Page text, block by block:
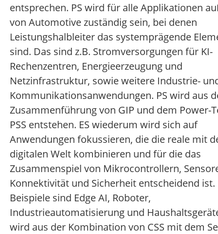
entsprechen. PS wird für alle Applikationen
von Automotive zuständig sein, bei denen
Leistungshalbleiter das systemprägende
sind. Das sind z.B. Stromversorgungen für KI-
Rechenzentren, Energieerzeugung und
Netzinfrastruktur, sowie weitere Industrie-
Kommunikationsanwendungen. PS wird aus
Zusammenführung von GIP und dem Power-
PSS entstehen. ES wiederum wird sich auf
Anwendungen fokussieren, die die reale mit
digitalen Welt kombinieren und für die das
Zusammenspiel von Mikrocontrollern,
Konnektivität und Sicherheit entscheidend ist.
Beispiele sind Edge AI, Roboter,
Industrieautomatisierung und
wird aus der Kombination von CSS mit dem